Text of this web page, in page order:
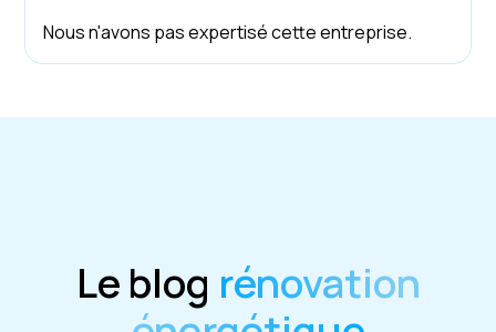
Nous n'avons pas expertisé cette entreprise.
Le blog rénovation